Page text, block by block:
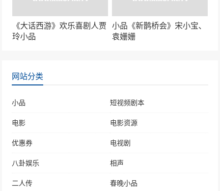
《大话西游》欢乐喜剧人贾
玲小品
小品《新鹊桥会》宋小宝、
袁姗姗
网站分类
小品 短视频剧本
电影 电影资源
优惠券 电视剧
八卦娱乐 相声
二人传 春晚小品